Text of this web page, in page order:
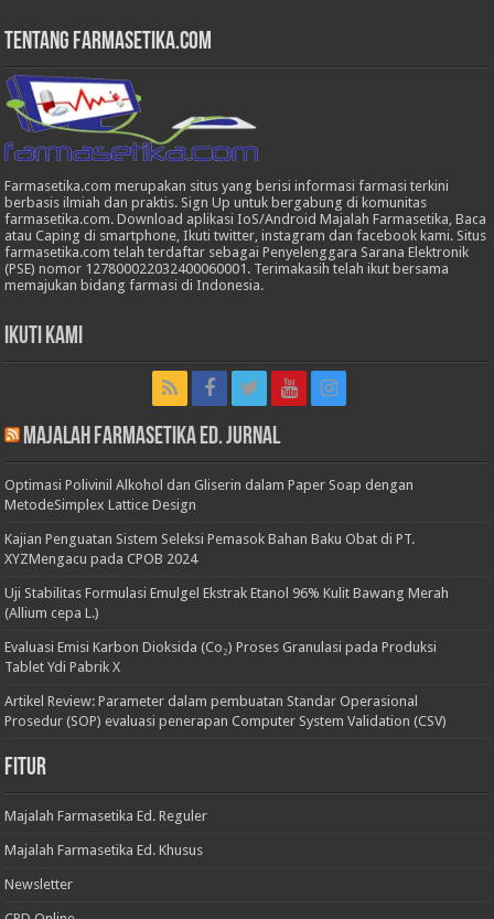
Tentang Farmasetika.com
Farmasetika.com merupakan situs yang berisi informasi farmasi terkini
berbasis ilmiah dan praktis. Sign Up untuk bergabung di komunitas
farmasetika.com. Download aplikasi IoS/Android Majalah Farmasetika, Baca
atau Caping di smartphone, Ikuti twitter, instagram dan facebook kami. Situs
farmasetika.com telah terdaftar sebagai Penyelenggara Sarana Elektronik
(PSE) nomor 127800022032400060001. Terimakasih telah ikut bersama
memajukan bidang farmasi di Indonesia.
Ikuti Kami
Majalah Farmasetika Ed. Jurnal
Optimasi Polivinil Alkohol dan Gliserin dalam Paper Soap dengan
MetodeSimplex Lattice Design
Kajian Penguatan Sistem Seleksi Pemasok Bahan Baku Obat di PT.
XYZMengacu pada CPOB 2024
Uji Stabilitas Formulasi Emulgel Ekstrak Etanol 96% Kulit Bawang Merah
(Allium cepa L.)
Evaluasi Emisi Karbon Dioksida (Co₂) Proses Granulasi pada Produksi
Tablet Ydi Pabrik X
Artikel Review: Parameter dalam pembuatan Standar Operasional
Prosedur (SOP) evaluasi penerapan Computer System Validation (CSV)
Fitur
Majalah Farmasetika Ed. Reguler
Majalah Farmasetika Ed. Khusus
Newsletter